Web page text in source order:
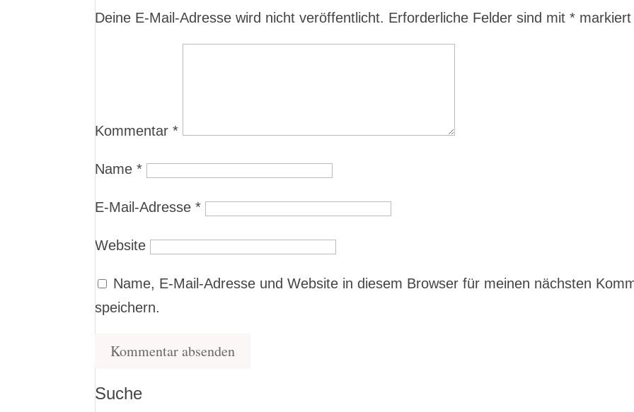
Deine E-Mail-Adresse wird nicht veröffentlicht. Erforderliche Felder sind mit* markiert
Kommentar*
Name*
E-Mail-Adresse*
Website
Name, E-Mail-Adresse und Website in diesem Browser für meinen nächsten
speichern.
Suche